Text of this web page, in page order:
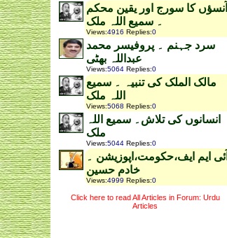
آنسؤں کا سورج اور یقین محکم
۔ سمیع اللہ ملک
Views:4916 Replies:0
سرد جہنم ۔ پروفیسر محمد
عبداللہ بھٹی
Views:5064 Replies:0
مالک الملک کی تنبیہ ۔ سمیع
اللہ ملک
Views:5068 Replies:0
انسانوں کی تلاش۔ سمیع اللہ
ملک
Views:5044 Replies:0
آئی ایم ایف،حکومت،اپوزیشن ۔
خادم حسین
Views:4999 Replies:0
Click here to read All Articles in Forum: Urdu
Articles